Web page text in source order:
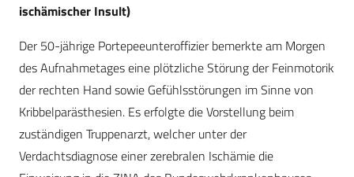
ischämischer Insult)
Der 50-jährige Portepeeunteroffizier bemerkte am Morgen
des Aufnahmetages eine plötzliche Störung der Feinmotorik
der rechten Hand sowie Gefühlsstörungen im Sinne von
Kribbelparästhesien. Es erfolgte die Vorstellung beim
zuständigen Truppenarzt, welcher unter der
Verdachtsdiagnose einer zerebralen Ischämie die